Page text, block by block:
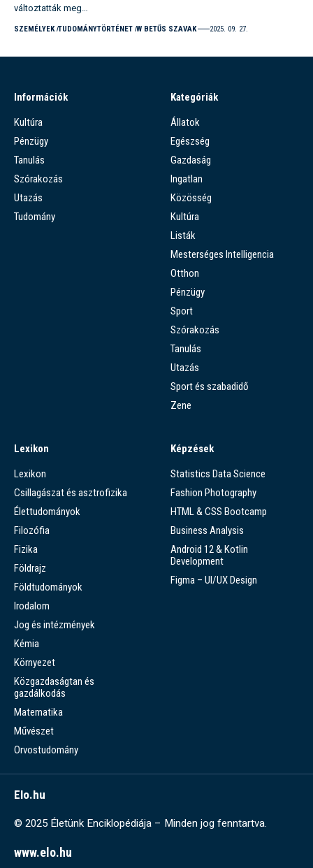
változtatták meg…
SZEMÉLYEK TUDOMÁNYTÖRTÉNET W BETŰS SZAVAK 2025. 09. 27.
Információk
Kultúra
Pénzügy
Tanulás
Szórakozás
Utazás
Tudomány
Kategóriák
Állatok
Egészség
Gazdaság
Ingatlan
Közösség
Kultúra
Listák
Mesterséges Intelligencia
Otthon
Pénzügy
Sport
Szórakozás
Tanulás
Utazás
Sport és szabadidő
Zene
Lexikon
Lexikon
Csillagászat és asztrofizika
Élettudományok
Filozófia
Fizika
Földrajz
Földtudományok
Irodalom
Jog és intézmények
Kémia
Környezet
Közgazdaságtan és
gazdálkodás
Matematika
Művészet
Orvostudomány
Képzések
Statistics Data Science
Fashion Photography
HTML & CSS Bootcamp
Business Analysis
Android 12 & Kotlin
Development
Figma – UI/UX Design
Elo.hu
© 2025 Életünk Enciklopédiája – Minden jog fenntartva.
www.elo.hu